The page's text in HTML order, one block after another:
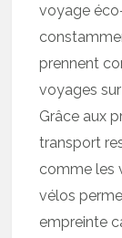
voyage
prennent
voyages sur
Grâce aux
transport
comme les
vélos
empreinte